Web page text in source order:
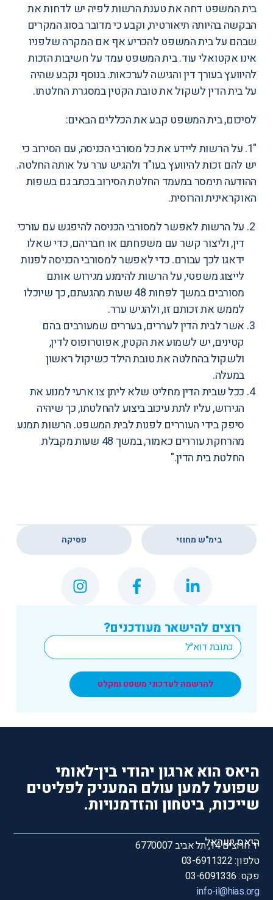
בית המשפט דחה את טענת הרשות לפיה יש לדחות את
הבקשה בהיותה תיאורטית, וקבע כי מדובר בסוג המקרים
שבהם על בית המשפט להכריע אף אם המקרה שלפניו
אינו אקטואלי עוד. בית המשפט עמד על חשיבות הזכות
להיוועץ בעורך דין והגישה לערכאות. בנוסף נקבע שהיה
על בית הדין לשקול את טובת הקטין במסגרת החלטתו.
לסיכום, בית המשפט קבע את הכללים הבאים:
"1. על הרשות ליידע את כל מסורבי הכניסה, עם הסירוב כי
יש להם זכות להיוועץ בעו"ד ולהגיש ערר על אותה החלטה.
ההודעה תימסר במעמד החלטת הסירוב בכתב גם בשפות
האוקראינית והרוסית.
על הרשות לאפשר למסורבי הכניסה להיפגש עם עורכי
דין, וליצור קשר עם משפחתם או חבריהם, כדי שאלו
ידאגו לכך עבורם. כדי לאפשר למסורבי הכניסה לפנות
לייצוג משפטי, על הרשות להימנע מגירוש אותם
מסורבים במשך לפחות 48 שעות מהגעתם, כך שיוכלו
לממש את זכותם זו, ולהגיש ערר.
אשר לבית הדין לעררים, בעררים שמעורבים בהם
קטינים, יש לשמוע את הקטין, אפוטרופוס לדין,
ולשקול בהחלטה את טובת הילד כשיקול ראשון
במעלה.
ככל שבית הדין מחליט שלא ליתן צו ארעי למנוע את
הגירוש, עליו לתת עיכוב ביצוע להחלטתו, כך שיהיה
סיפק בידי העוררים לפנות לבית המשפט. הרשות תמנע
מהרחקת עוררים כאמור, במשך 48 שעות מקבלת
החלטת בית הדין."
רוצים להישאר מעודכנים?
Email
*
להרשמה לעדכוני משפט ומקלט
בימ"ש מחוזי פסיקה
היאס הוא ארגון יהודי בין־לאומי
שפועל למען עולם המעניק לפליטים
שייכות, ביטחון והזדמנויות.
היאס ישראל
יד חרוצים 14, תל אביב 6770007
טלפון: 03-6911322
פקס: 03-6091336
info-il@hias.org